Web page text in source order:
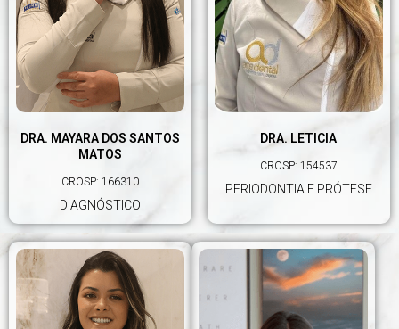
DRA. MAYARA DOS SANTOS
MATOS
CROSP: 166310
DIAGNÓSTICO
DRA. LETICIA
CROSP: 154537
PERIODONTIA E PRÓTESE